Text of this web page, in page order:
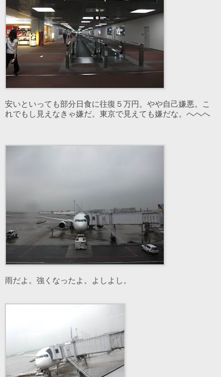
安いといっても部分日食に往復５万円。やや自己嫌悪。こ
れでもし見えなきゃ嫌だ。東京で見えても嫌だな。へへへ
雨だよ。強くなったよ。よしよし。